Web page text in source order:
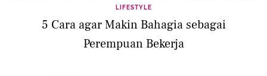
LIFESTYLE
5 Cara agar Makin Bahagia sebagai
Perempuan Bekerja